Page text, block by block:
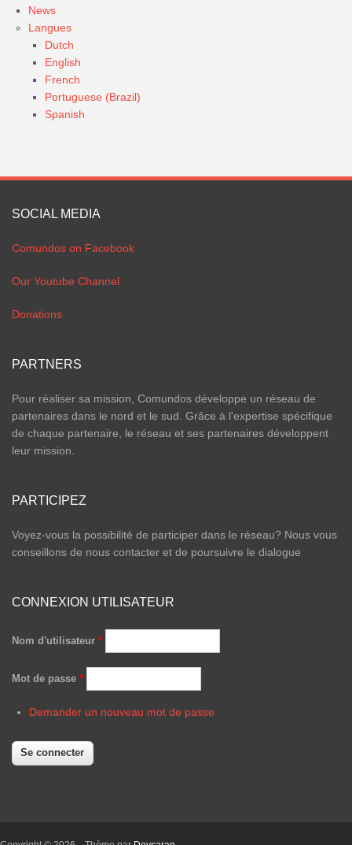
News
Langues
Dutch
English
French
Portuguese (Brazil)
Spanish
SOCIAL MEDIA
Comundos on Facebook
Our Youtube Channel
Donations
PARTNERS
Pour réaliser sa mission, Comundos développe un réseau de
partenaires dans le nord et le sud. Grâce à l'expertise spécifique
de chaque partenaire, le réseau et ses partenaires développent
leur mission.
PARTICIPEZ
Voyez-vous la possibilité de participer dans le réseau? Nous vous
conseillons de nous contacter et de poursuivre le dialogue
CONNEXION UTILISATEUR
Nom d'utilisateur *
Mot de passe *
Demander un nouveau mot de passe